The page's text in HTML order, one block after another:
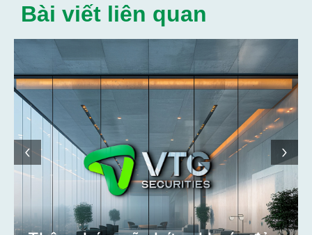
Bài viết liên quan
‹ ›